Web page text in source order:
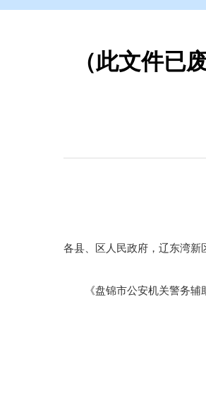
（此文件已
各县、区人民政府，辽东湾
《盘锦市公安机关警务辅助